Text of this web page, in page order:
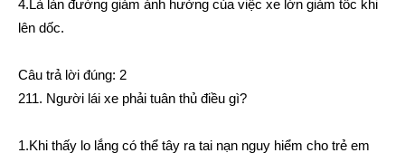
4.Là làn đường giảm ảnh hưởng của việc xe lớn giảm tốc khi
lên dốc.
Câu trả lời đúng: 2
211. Người lái xe phải tuân thủ điều gì?
1.Khi thấy lo lắng có thể tây ra tai nạn nguy hiểm cho trẻ em